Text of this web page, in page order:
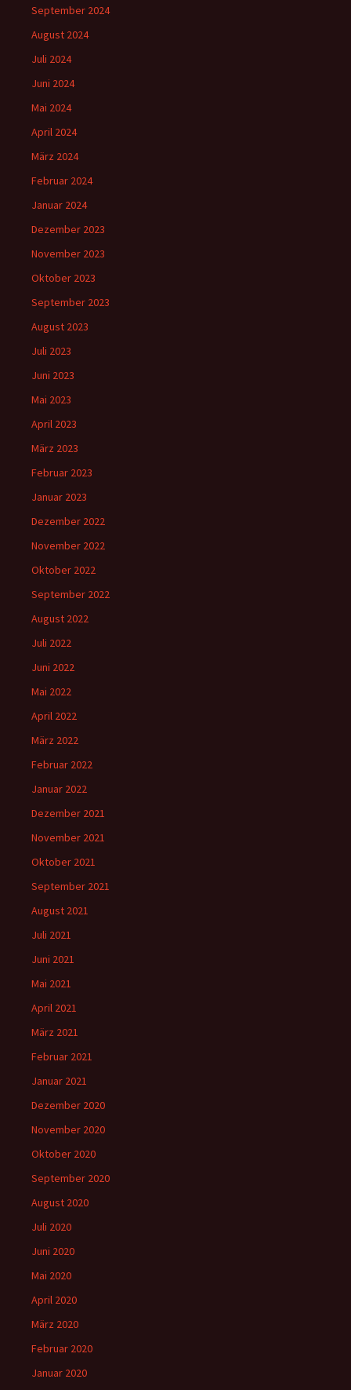
September 2024
August 2024
Juli 2024
Juni 2024
Mai 2024
April 2024
März 2024
Februar 2024
Januar 2024
Dezember 2023
November 2023
Oktober 2023
September 2023
August 2023
Juli 2023
Juni 2023
Mai 2023
April 2023
März 2023
Februar 2023
Januar 2023
Dezember 2022
November 2022
Oktober 2022
September 2022
August 2022
Juli 2022
Juni 2022
Mai 2022
April 2022
März 2022
Februar 2022
Januar 2022
Dezember 2021
November 2021
Oktober 2021
September 2021
August 2021
Juli 2021
Juni 2021
Mai 2021
April 2021
März 2021
Februar 2021
Januar 2021
Dezember 2020
November 2020
Oktober 2020
September 2020
August 2020
Juli 2020
Juni 2020
Mai 2020
April 2020
März 2020
Februar 2020
Januar 2020